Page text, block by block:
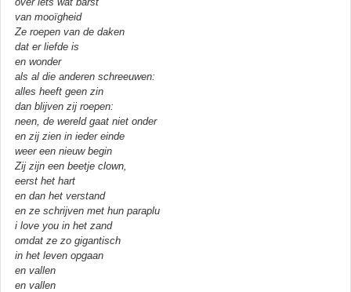
van mooïgheid
Ze roepen van de daken
dat er liefde is
en wonder
als al die anderen schreeuwen:
alles heeft geen zin
dan blijven zij roepen:
neen, de wereld gaat niet onder
en zij zien in ieder einde
weer een nieuw begin
Zij zijn een beetje clown,
eerst het hart
en dan het verstand
en ze schrijven met hun paraplu
i love you in het zand
omdat ze zo gigantisch
in het leven opgaan
en vallen
en vallen